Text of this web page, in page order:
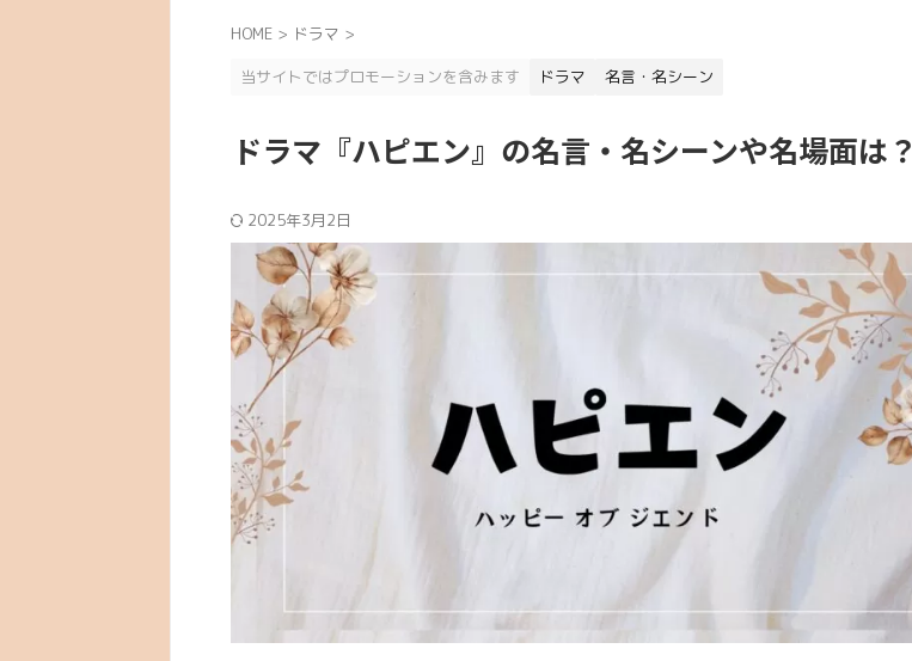
HOME > ドラマ >
当サイトではプロモーションを含みます
ドラマ 名言・名シーン
ドラマ『ハピエン』の名言・名シーンや名場面は？
2025年3月2日